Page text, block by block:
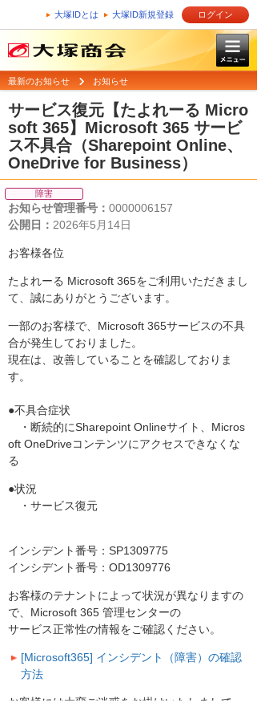
大塚IDとは 大塚ID新規登録 ログイン
最新のお知らせ お知らせ
サービス復元【たよれーる Micro
soft 365】Microsoft 365 サービ
ス不具合（Sharepoint Online、
OneDrive for Business）
障害
お知らせ管理番号： 0000006157
公開日： 2026年5月14日
お客様各位
たよれーる Microsoft 365をご利用いただきまし
て、誠にありがとうございます。
一部のお客様で、Microsoft 365サービスの不具
合が発生しておりました。
現在は、改善していることを確認しておりま
す。
●不具合症状
・断続的にSharepoint Onlineサイト、Micros
oft OneDriveコンテンツにアクセスできなくな
る
●状況
・サービス復元
インシデント番号：SP1309775
インシデント番号：OD1309776
お客様のテナントによって状況が異なりますの
で、Microsoft 365 管理センターの
サービス正常性の情報をご確認ください。
[Microsoft365] インシデント（障害）の確認
方法
お客様には大変ご迷惑をお掛けいたしまして、